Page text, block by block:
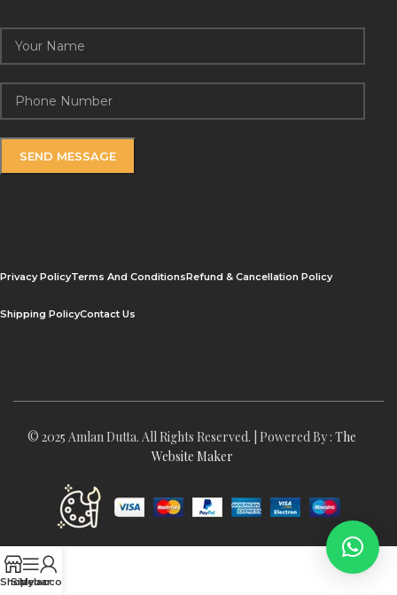
Privacy PolicyTerms And ConditionsRefund & Cancellation Policy
Shipping PolicyContact Us
© 2025 Amlan Dutta. All Rights Reserved. | Powered By : The
Website Maker
Shop
Sidebar
My account